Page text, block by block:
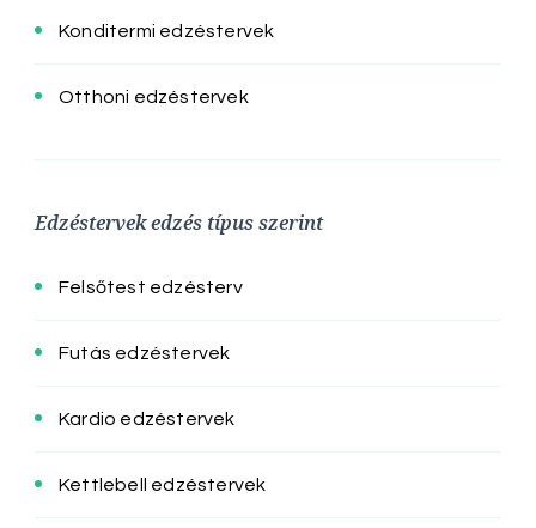
Konditermi edzéstervek
Otthoni edzéstervek
Edzéstervek edzés típus szerint
Felsőtest edzésterv
Futás edzéstervek
Kardio edzéstervek
Kettlebell edzéstervek